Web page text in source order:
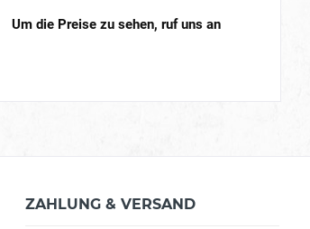
Um die Preise zu sehen, ruf uns an
ZAHLUNG & VERSAND